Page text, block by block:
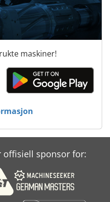
maskiner!
offisiell sponsor for: